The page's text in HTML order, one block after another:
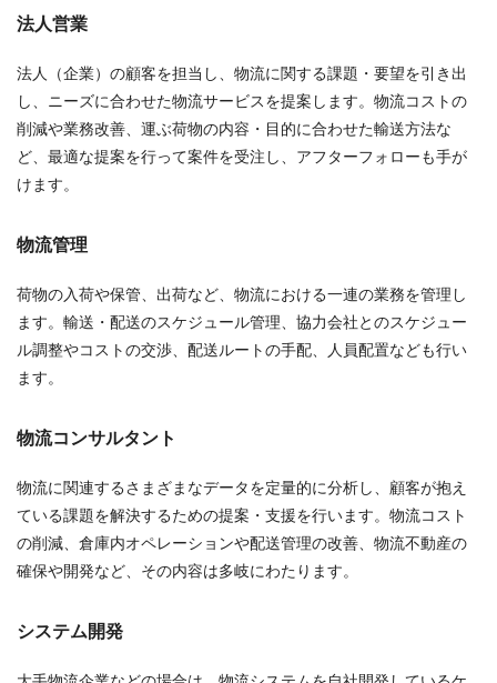
法人営業
法人（企業）の顧客を担当し、物流に関する課題・要望を引き出
し、ニーズに合わせた物流サービスを提案します。物流コストの
削減や業務改善、運ぶ荷物の内容・目的に合わせた輸送方法な
ど、最適な提案を行って案件を受注し、アフターフォローも手が
けます。
物流管理
荷物の入荷や保管、出荷など、物流における一連の業務を管理し
ます。輸送・配送のスケジュール管理、協力会社とのスケジュー
ル調整やコストの交渉、配送ルートの手配、人員配置なども行い
ます。
物流コンサルタント
物流に関連するさまざまなデータを定量的に分析し、顧客が抱え
ている課題を解決するための提案・支援を行います。物流コスト
の削減、倉庫内オペレーションや配送管理の改善、物流不動産の
確保や開発など、その内容は多岐にわたります。
システム開発